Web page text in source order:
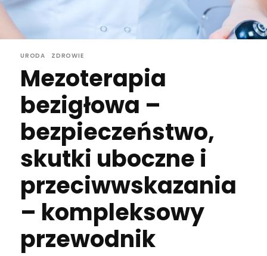
URODA ZDROWIE
Mezoterapia
bezigłowa –
bezpieczeństwo,
skutki uboczne i
przeciwwskazania
– kompleksowy
przewodnik